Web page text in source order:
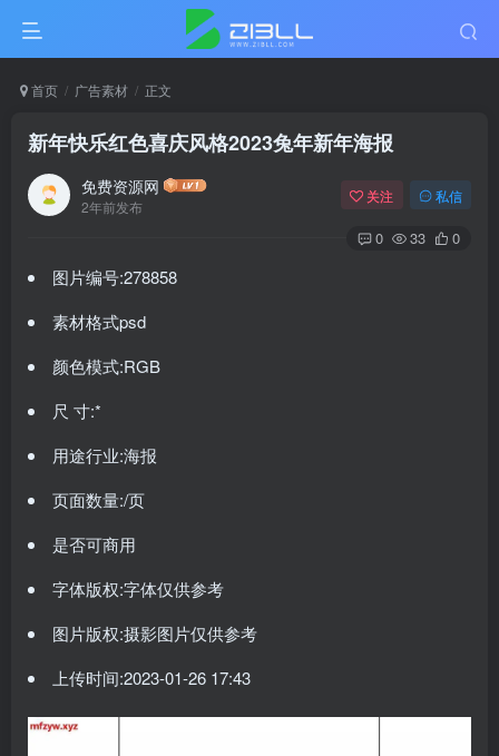
首页 广告素材 正文
新年快乐红色喜庆风格2023兔年新年海报
免费资源网
2年前发布
关注 私信
0 33 0
图片编号:278858
素材格式psd
颜色模式:RGB
尺 寸:*
用途行业:海报
页面数量:/页
是否可商用
字体版权:字体仅供参考
图片版权:摄影图片仅供参考
上传时间:2023-01-26 17:43